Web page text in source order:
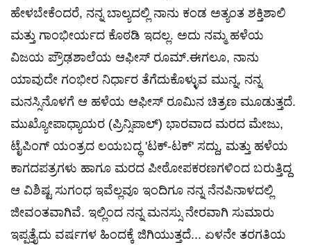
ಹೇಳಬೇಕೆಂದರೆ, ನನ್ನ ಬಾಲ್ಯದಲ್ಲಿ ನಾನು ಕಂಡ ಅತ್ಯಂತ ಶಕ್ತಿಶಾಲಿ
ಮತ್ತು ಗಾಂಭೀರ್ಯದ ಕೊಠಡಿ ಇದಲ್ಲ. ಅದು ನಮ್ಮ ಹಳೆಯ
ವಿಜಯ ಪ್ರೌಢಶಾಲೆಯ ಆಫೀಸ್ ರೂಮ್.ಈಗಲೂ, ನಾನು
ಯಾವುದೇ ಗಂಭೀರ ನಿರ್ಧಾರ ತೆಗೆದುಕೊಳ್ಳುವ ಮುನ್ನ, ನನ್ನ
ಮನಸ್ಸಿನೊಳಗೆ ಆ ಹಳೆಯ ಆಫೀಸ್ ರೂಮಿನ ಚಿತ್ರಣ ಮೂಡುತ್ತದೆ.
ಮುಖ್ಯೋಪಾಧ್ಯಾಯರ (ಪ್ರಿನ್ಸಿಪಾಲ್) ಭಾರವಾದ ಮರದ ಮೇಜು,
ಟೈಪಿಂಗ್ ಯಂತ್ರದ ಲಯಬದ್ಧ 'ಟಕ್-ಟಕ್' ಸದ್ದು, ಮತ್ತು ಹಳೆಯ
ಕಾಗದಪತ್ರಗಳು ಹಾಗೂ ಮರದ ಪೀಠೋಪಕರಣಗಳಿಂದ ಬರುತ್ತಿದ್ದ
ಆ ವಿಶಿಷ್ಟ ಸುಗಂಧ ಇವೆಲ್ಲವೂ ಇಂದಿಗೂ ನನ್ನ ನೆನಪಿನಾಳದಲ್ಲಿ
ಜೀವಂತವಾಗಿವೆ. ಇಲ್ಲಿಂದ ನನ್ನ ಮನಸ್ಸು ನೇರವಾಗಿ ಸುಮಾರು
ಇಪ್ಪತ್ತೈದು ವರ್ಷಗಳ ಹಿಂದಕ್ಕೆ ಜಿಗಿಯುತ್ತದೆ... ಏಳನೇ ತರಗತಿಯ